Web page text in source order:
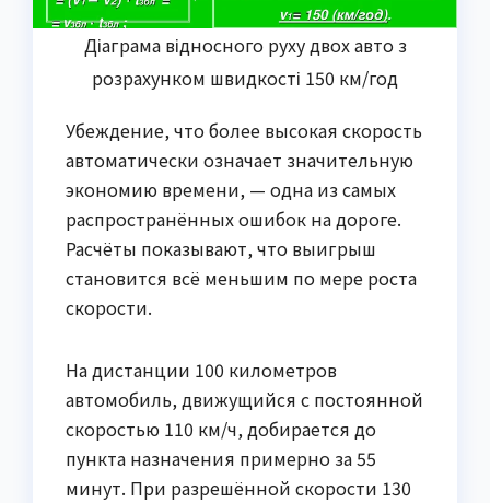
Діаграма відносного руху двох авто з
розрахунком швидкості 150 км/год
Убеждение, что более высокая скорость
автоматически означает значительную
экономию времени, — одна из самых
распространённых ошибок на дороге.
Расчёты показывают, что выигрыш
становится всё меньшим по мере роста
скорости.
На дистанции 100 километров
автомобиль, движущийся с постоянной
скоростью 110 км/ч, добирается до
пункта назначения примерно за 55
минут. При разрешённой скорости 130